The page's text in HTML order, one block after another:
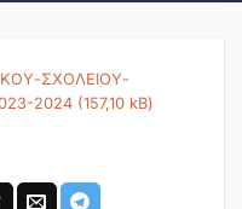
ΣΧΟΛΕΙΟΥ-
2024